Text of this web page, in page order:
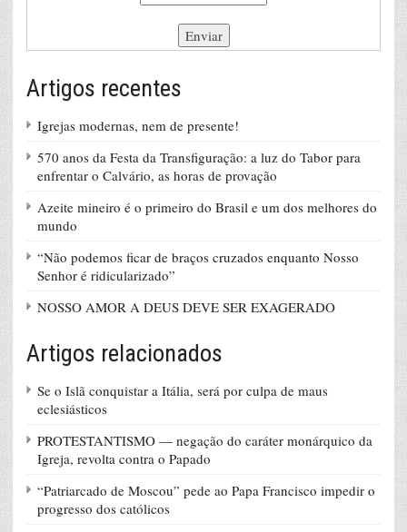
Artigos recentes
Igrejas modernas, nem de presente!
570 anos da Festa da Transfiguração: a luz do Tabor para
enfrentar o Calvário, as horas de provação
Azeite mineiro é o primeiro do Brasil e um dos melhores do
mundo
“Não podemos ficar de braços cruzados enquanto Nosso
Senhor é ridicularizado”
NOSSO AMOR A DEUS DEVE SER EXAGERADO
Artigos relacionados
Se o Islã conquistar a Itália, será por culpa de maus
eclesiásticos
PROTESTANTISMO — negação do caráter monárquico da
Igreja, revolta contra o Papado
“Patriarcado de Moscou” pede ao Papa Francisco impedir o
progresso dos católicos